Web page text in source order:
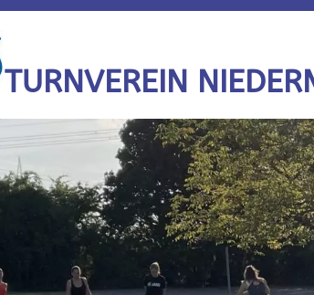
TURNVEREIN